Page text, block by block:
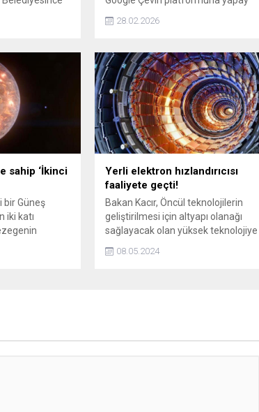
Festivali
takımlara
zeka tabanlı yenilikler getirdi. Yeni
güncellemeler, kullanıcıların iletişim
kaldıracak nitelikte.
28.02.2026
sahip ‘İkinci
bir Güneş
iki katı
yaşama
Yerli elektron hızlandırıcısı
faaliyete geçti!
Bakan Kacır, Öncül teknolojilerin
geliştirilmesi için altyapı olanağı
sağlayacak olan yüksek teknolojiye
teknolojilerine dayalı bilimsel
08.05.2024